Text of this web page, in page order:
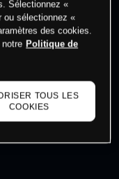
into see latest
Sélectionnez «
ou sélectionnez «
des cookies.
Politique de
TOUS LES
COOKIES